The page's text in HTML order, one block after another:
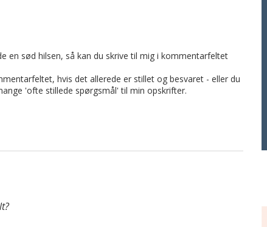
en sød hilsen, så kan du skrive til mig i kommentarfeltet
hvis det allerede er stillet og besvaret - eller du
'ofte stillede spørgsmål' til min opskrifter.